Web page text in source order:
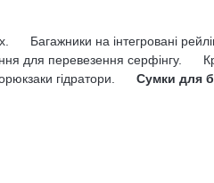
Багажники на інтегровані
для перевезення серфінгу.
гідратори. Сумки для